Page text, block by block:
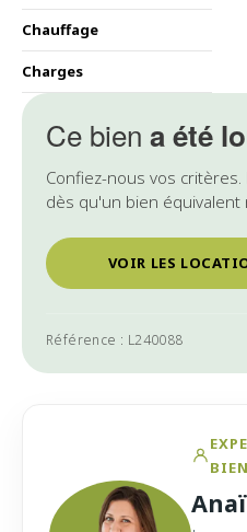
Ce bien a été
Confiez-nous vos
dès qu'un bien
VOIR LES
Référence : L240088
Chauffage
Charges
BIEN